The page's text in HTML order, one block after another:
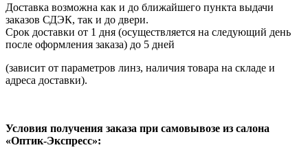
Доставка возможна как и до ближайшего пункта выдачи
заказов СДЭК, так и до двери.
Срок доставки от 1 дня (осуществляется на следующий день
после оформления заказа) до 5 дней
(зависит от параметров линз, наличия товара на складе и
адреса доставки).
Условия получения заказа при самовывозе из салона
«Оптик-Экспресс»: